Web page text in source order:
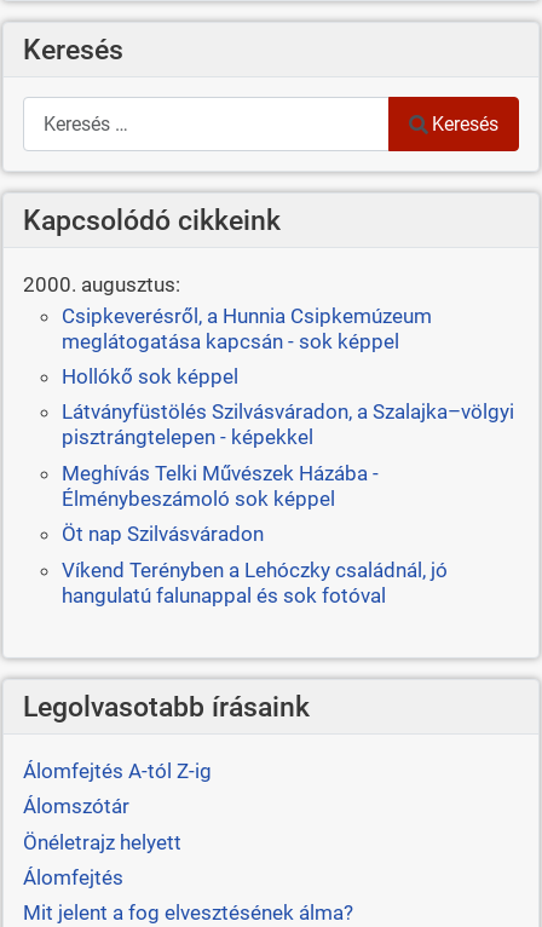
Keresés
Keresés
Keresés
Kapcsolódó cikkeink
2000. augusztus:
Csipkeverésről, a Hunnia Csipkemúzeum
meglátogatása kapcsán - sok képpel
Hollókő sok képpel
Látványfüstölés Szilvásváradon, a Szalajka–völgyi
pisztrángtelepen - képekkel
Meghívás Telki Művészek Házába -
Élménybeszámoló sok képpel
Öt nap Szilvásváradon
Víkend Terényben a Lehóczky családnál, jó
hangulatú falunappal és sok fotóval
Legolvasotabb írásaink
Álomfejtés A-tól Z-ig
Álomszótár
Önéletrajz helyett
Álomfejtés
Mit jelent a fog elvesztésének álma?